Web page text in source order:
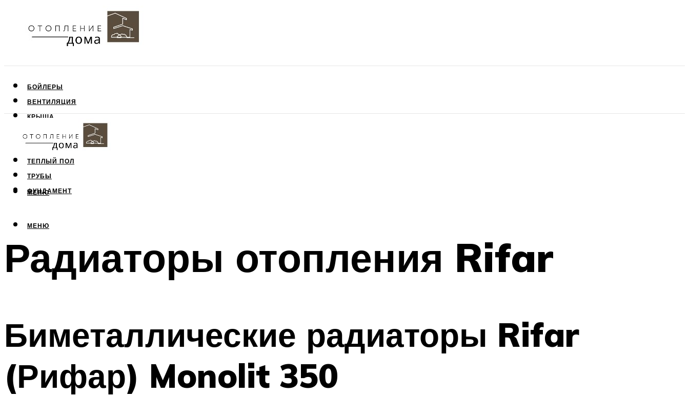
БОЙЛЕРЫ
ВЕНТИЛЯЦИЯ
КРЫША
СТЕНЫ
ТЕПЛЫЙ ПОЛ
ТРУБЫ
ФУНДАМЕНТ
МЕНЮ
МЕНЮ
Радиаторы отопления Rifar
Биметаллические радиаторы Rifar
(Рифар) Monolit 350